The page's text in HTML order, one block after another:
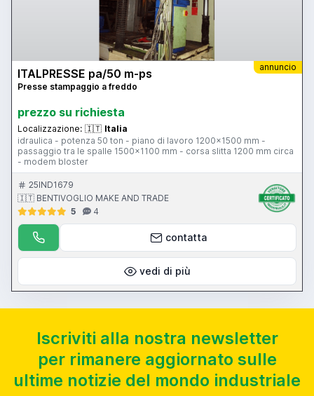
annuncio
ITALPRESSE pa/50 m-ps
Presse stampaggio a freddo
prezzo su richiesta
Localizzazione: 🇮🇹 Italia
idraulica - potenza 50 ton - piano di lavoro 1200x1500 mm -
passaggio tra le spalle 1500x1100 mm - corsa slitta 1200 mm circa
- modem bloster
25IND1679
🇮🇹 BENTIVOGLIO MAKE AND TRADE
5
4
contatta
vedi di più
Iscriviti alla nostra newsletter
per rimanere aggiornato sulle
ultime notizie del mondo industriale